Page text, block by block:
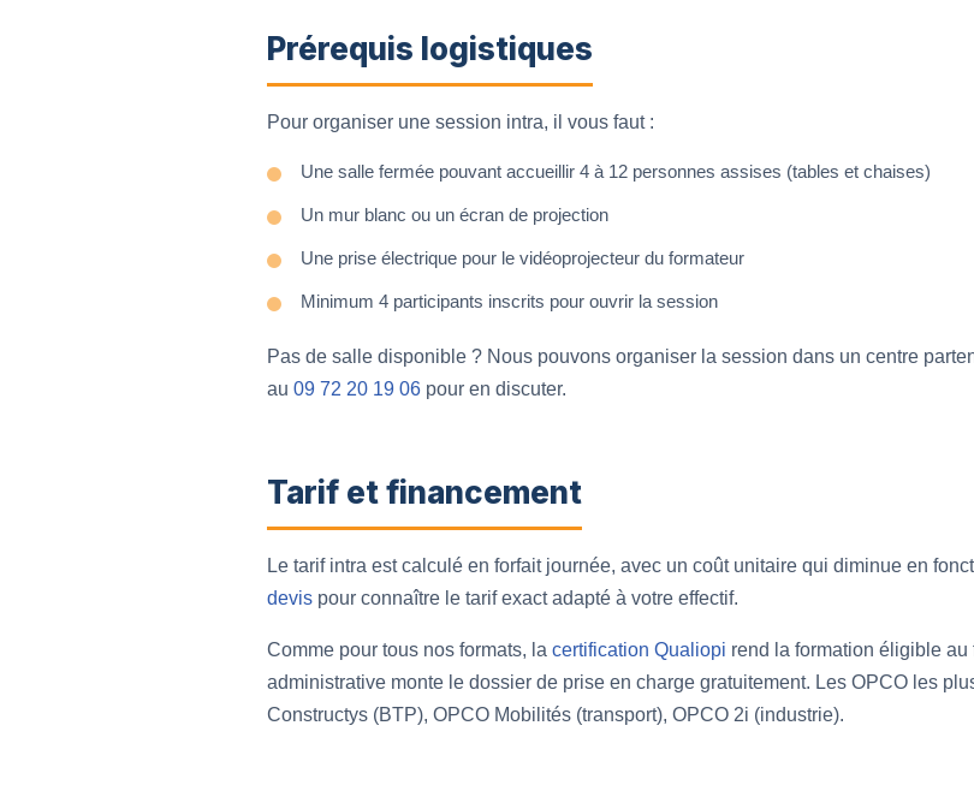
Prérequis logistiques
Pour organiser une session intra, il vous faut :
Une salle fermée pouvant accueillir 4 à 12 personnes assises (tables et chaises)
Un mur blanc ou un écran de projection
Une prise électrique pour le vidéoprojecteur du formateur
Minimum 4 participants inscrits pour ouvrir la session
Pas de salle disponible ? Nous pouvons organiser la session dans un centre
au 09 72 20 19 06 pour en discuter.
Tarif et financement
Le tarif intra est calculé en forfait journée, avec un coût unitaire qui diminue en
devis pour connaître le tarif exact adapté à votre effectif.
Comme pour tous nos formats, la certification Qualiopi rend la formation éligible
administrative monte le dossier de prise en charge gratuitement. Les OPCO les
Constructys (BTP), OPCO Mobilités (transport), OPCO 2i (industrie).